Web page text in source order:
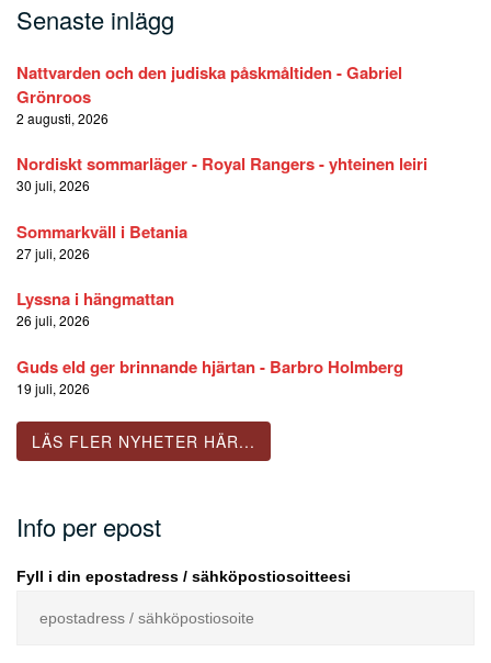
Senaste inlägg
Nattvarden och den judiska påskmåltiden - Gabriel
Grönroos
2 augusti, 2026
Nordiskt sommarläger - Royal Rangers - yhteinen leiri
30 juli, 2026
Sommarkväll i Betania
27 juli, 2026
Lyssna i hängmattan
26 juli, 2026
Guds eld ger brinnande hjärtan - Barbro Holmberg
19 juli, 2026
LÄS FLER NYHETER HÄR...
Info per epost
Fyll i din epostadress / sähköpostiosoitteesi